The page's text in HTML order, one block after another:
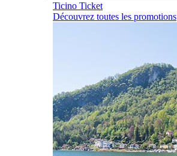
Ticino Ticket
Découvrez toutes les promotions